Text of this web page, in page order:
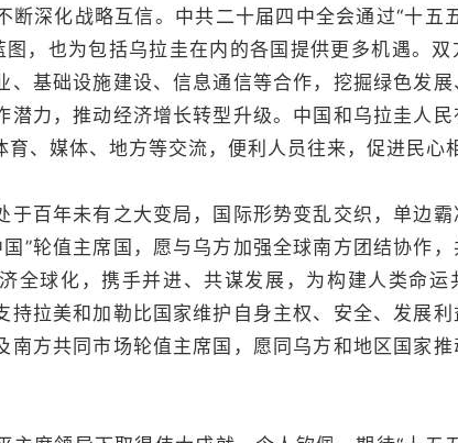
断深化战略互信。中共二十届四中全会通过“十五
，也为包括乌拉圭在内的各国提供更多机遇。双
、基础设施建设、信息通信等合作，挖掘绿色发
力，推动经济增长转型升级。中国和乌拉圭人民
、媒体、地方等交流，便利人员往来，促进民心
百年未有之大变局，国际形势变乱交织，单边霸
”轮值主席国，愿与乌方加强全球南方团结协作
全球化，携手并进、共谋发展，为构建人类命运
持拉美和加勒比国家维护自身主权、安全、发展
南方共同市场轮值主席国，愿同乌方和地区国家